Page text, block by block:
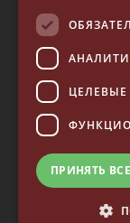
ЦЕЛЕВЫЕ
ПРИНЯТЬ ВСЕ